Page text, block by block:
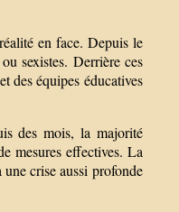
en face. Depuis le
sexistes. Derrière ces
des équipes éducatives
des mois, la majorité
mesures effectives. La
crise aussi profonde